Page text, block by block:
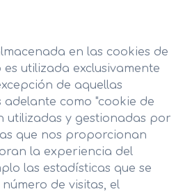
en las cookies de
es utilizada exclusivamente
de aquellas
adelante como "cookie de
utilizadas y gestionadas por
que nos proporcionan
la experiencia del
las estadísticas que se
de visitas, el